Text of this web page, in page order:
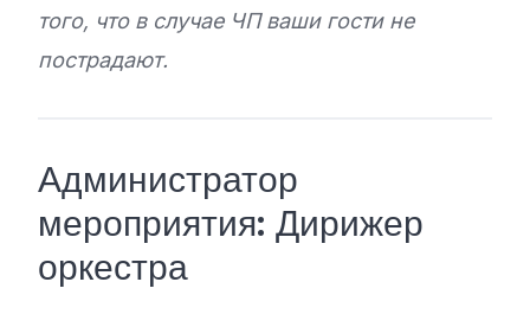
того, что в случае ЧП ваши гости не
пострадают.
Администратор
мероприятия: Дирижер
оркестра